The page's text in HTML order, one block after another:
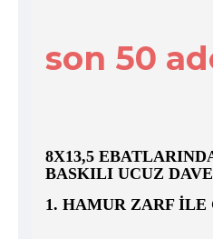
son 50
8X13,5
BASKILI UCUZ
1. HAMUR ZARF ILE